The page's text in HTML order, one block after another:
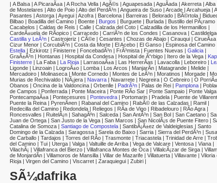
| A Balsa | A PicaraÃ±a | A Rocha Vella | AgÃ©s | Aguapesada | AguÃ­ada | Akerreta | Alba
de Mostelares | Alto de Poio | Alto del PerdÃ³n | Angueira de Suso | Arcade | Arcahueja |
Pasantes | Astorga | Ayegui | Azofra | Barcelona | Barreiras | Belorado | BÃ©rtola |
Bilbao | Boadilla del Camino | Boente | Burgos | Burguete | Burlada | Bustillo del PÃ¡ramo
Cacabelos | Caldas de Reis | Calle | Calzada del Coto | Calzadilla de los Hermanillos |
CardeÃ±uela de RÃ­opico | Carracedo | CarriÃ³n de los Condes | Casanova |
Castilla y LeÃ³n | Castrojeriz | CÃ©e | Cesantes | Chozas de Abajo | Cirauqui | CirueÃ±a
Cizur Menor | CorcubiÃ³n | Costa da Morte | El Acebo | El Ganso | Espinosa del Camino
Estella | Ezkirotz | Finisterre | FoncebadÃ³n | FrÃ³mista | Fuentes Nuevas | Galicia |
GraÃ±Ã³n | Hontanas | Hospital da Condesa | Hospital de Ã“rbigo | Itero de la Vega | Kap
Finisterre | La Faba | La Rioja | LarrasoaÃ±a | Las HerrerÃ­as | Lavacolla | Leboreiro |
Ligonde | Linzoain | LogroÃ±o | Lomba | Los Arcos | ManjarÃ­n | Matagrande | Melide |
Mercadoiro | Molinaseca | Monte Cornedo | Montes de LeÃ³n | Moratinos | Morgade |
Murias de Rechivaldo | NÃ¡jera | Navarra | Navarrete | Negreira | O Cebreiro | O
Obanos | Oncina de la Valdoncina | Orbenlle | PadrÃ³n | Palas de Rei | Pamplona |
de Campos | Ponferrada | Ponte Maceira | Ponte RÃ­o Sar | Ponte Sampaio | Ponte Valga
PontecampaÃ±a | Pontecesures | Pontevedra | Portomarin | Pradela | Puente de
Puente la Reina | PyrenÃ¤en | Rabanal del Camino | RabÃ© de las Calzadas | Ramil |
Redecilla del Camino | Redondela | Reliegos | RÃ­a de Vigo | Ribadelouro | RÃ­o Agra |
Roncesvalles | RuitelÃ¡n | SahagÃºn | Salceda | San AntÃ³n | San Bol | San Caetano |
Juan de Ortega | San Justo de la Vega | San Marcos | San NicolÃ¡s de Puente Fitero |
Catalina de Somoza | Santiago de Compostela | SantibÃ¡Ã±ez de Valdeiglesias | Santo
Domingo de la Calzada | Saragossa | Sarela do Baixo | Sarria | Sierra del PerdÃ³n |
de Carballo | Tardajos | Torres del RÃ­o | Trasmonte | Triacastela | Trinidad de Arre |
del Camino | Tui | Uterga | Valga | Valtuille de Arriba | Vega de Valcare | Ventosa | Viana |
VilachÃ¡ | Villafranca del Bierzo | Villafranca Montes de Oca | VillalcÃ¡zar de Sirga |
de MonjardÃ­n | Villamoros de Mansilla | Villar de Mazarife | Villatuerta | Villavante | Viloria
Rioja | Virgen del Camino | Viscarret | Zaraquiegui | Zubiri |
SÃ¼dafrika